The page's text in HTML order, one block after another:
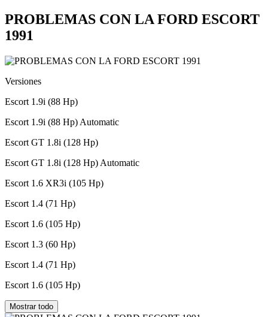
PROBLEMAS CON LA FORD ESCORT
1991
Versiones
Escort 1.9i (88 Hp)
Escort 1.9i (88 Hp) Automatic
Escort GT 1.8i (128 Hp)
Escort GT 1.8i (128 Hp) Automatic
Escort 1.6 XR3i (105 Hp)
Escort 1.4 (71 Hp)
Escort 1.6 (105 Hp)
Escort 1.3 (60 Hp)
Escort 1.4 (71 Hp)
Escort 1.6 (105 Hp)
Mostrar todo